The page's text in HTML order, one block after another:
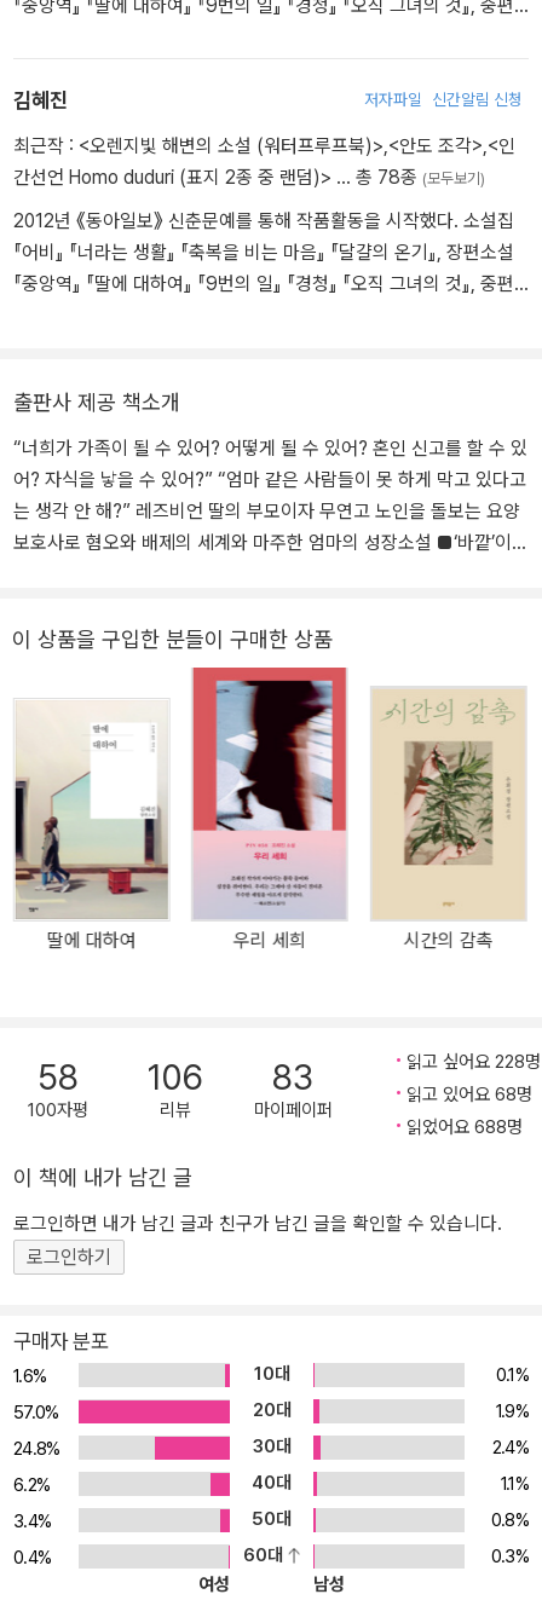
『중앙역』 『딸에 대하여』 『9번의 일』 『경청』 『오직 그녀의 것』, 중편
상, 이효석문학상 우수상, 김승옥문학상 우수상, 이상문학상 우수상
등을 수상했다.
김혜진 저자파일 신간알림 신청
최근작 : <오렌지빛 해변의 소설 (워터프루프북)>,<안도 조각>,<인
간선언 Homo duduri (표지 2종 중 랜덤)> … 총 78종 (모두보기)
2012년 《동아일보》 신춘문예를 통해 작품활동을 시작했다. 소설집
『어비』 『너라는 생활』 『축복을 비는 마음』 『달걀의 온기』, 장편소설
『중앙역』 『딸에 대하여』 『9번의 일』 『경청』 『오직 그녀의 것』, 중편
등을 수상했다.
출판사 제공 책소개
“너희가 가족이 될 수 있어? 어떻게 될 수 있어? 혼인 신고를 할 수 있
어? 자식을 낳을 수 있어?” “엄마 같은 사람들이 못 하게 막고 있다고
는 생각 안 해?” 레즈비언 딸의 부모이자 무연고 노인을 돌보는 요양
보호사로 혐오와 배제의 세계와 마주한 엄마의 성장소설 ■‘바깥’이
제의 폭력에 노출되어 있는 여성들에 대한 이야기다. 엄마인 ‘나’와
딸, 그리고 딸의 동성 연인이 경제적 이유로 동거를 시작한다. 못내 외
면하고 싶은 딸애의 사생활 앞에 ‘노출’된 엄마와 세상과 불화하는 삶
이 일상이 되어 버린 딸. 이들의 불편한 동거가 이어지며 엄마의 일상
은 예기치 못한 방향으로 흘러간다. 김혜진은 힘없는 이들의 소리 없
는 고통을 ‘대상화하는 바깥의 시선이 아니라 직시하는 내부의 시
선’으로, ‘무뚝뚝한 뚝심의 언어’로 그린다는 평가를 받으며 개성을 인
정받아 온 작가다. 홈리스 연인의 사랑을 그린 『중앙역』은 바닥없는
밑바닥 인생의 고달픔을 건조하고 미니멀한 문장으로 표현해 새로운
감각의 ‘가난한 노래’를 완성했고, 소외된 청춘들의 출구 없는 인생을
다룬 소설집 『어비』는 “사회의 부조리를 직시하는 단단한 마음”이라
한 고리를 타깃으로 작동하는 폭력의 메커니즘을 날선 언어와 긴장감
넘치는 장면으로 구현하며 우리 내면의 이중 잣대를 적나라하게 해부
한다는 점에서 색다른 매력을 선보인다. 한편 ‘퀴어 딸’을 바라보는 엄
마가 ‘최선의 이해’에 도달해 가는 과정을 통해 작가는 타인을 이해하
다. 이는 타인을 향한 시선을 다루는 김혜진만의 성과라 할 만하다. ■
엄마의 이야기 “내 딸은 하필이면 왜 여자를 좋아하는 걸까요. 다른
디 이걸 한번 넘어서 보라는 식으로 날 다그치고 닦달하는 걸까요.”
전직 초등학교 교사. 남편은 병환으로 사망. 노인요양병원에서 일하
며 딸과 딸의 동성 연인과 한 집에 살고 있다. 일찍이 딸을 돌보기 위
해 교사 직업을 그만두고 도배장이, 유치원 통학 버스 운전, 보험 세일
즈, 구내식당에서 음식 만들기 등 닥치는 대로 일하며 끝없는 노동 속
에서 살아 왔다. 딸이 대단히 성공적인 삶을 살아 주리라 기대한 건 아
니지만 이토록 예기치 못한 삶은 받아들이기 힘들다. 작품 내내 엄마
는 자신에 대해, 딸에 대해, 미래에 대해, 인생에 대해, 독백을 멈추지
이 상품을 구입한 분들이 구매한 상품
딸에 대하여 우리 세희 시간의 감촉
58
100자평
106
리뷰
83
마이페이퍼
읽고 싶어요 228명
읽고 있어요 68명
읽었어요 688명
이 책에 내가 남긴 글
로그인하면 내가 남긴 글과 친구가 남긴 글을 확인할 수 있습니다.
로그인하기
구매자 분포
1.6% 10대
0.1%
57.0%
20대
1.9%
24.8%
30대
2.4%
6.2%
40대
1.1%
3.4%
50대
0.8%
0.4%
60대
0.3%
여성
남성